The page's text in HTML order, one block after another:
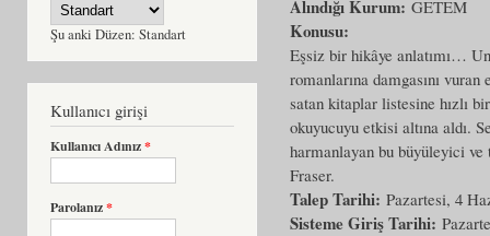
Şu anki Düzen: Standart
Kullanıcı girişi
Kullanıcı Adınız*
Parolanız*
Alındığı Kurum: GETEM
Konusu:
Eşsiz bir hikâye anlatımı…
romanlarına damgasını
satan kitaplar listesine hızlı
okuyucuyu etkisi altına aldı.
harmanlayan bu büyüleyici ve
Fraser.
Talep Tarihi: Pazartesi, 4
Sisteme Giriş Tarihi: